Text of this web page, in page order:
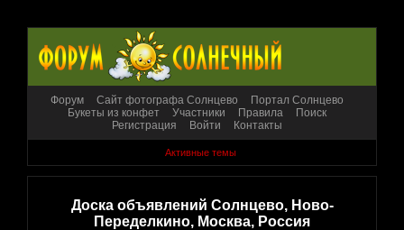
Форум Сайт фотографа Солнцево
Портал Солнцево
Букеты из конфет
Участники Правила
Поиск
Регистрация
Войти Контакты
Активные темы
Доска объявлений Солнцево, Ново-
Переделкино, Москва, Россия